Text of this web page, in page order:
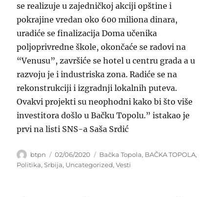
se realizuje u zajedničkoj akciji opštine i
pokrajine vredan oko 600 miliona dinara,
uradiće se finalizacija Doma učenika
poljoprivredne škole, okončaće se radovi na
“Venusu”, završiće se hotel u centru grada a u
razvoju je i industriska zona. Radiće se na
rekonstrukciji i izgradnji lokalnih puteva.
Ovakvi projekti su neophodni kako bi što više
investitora došlo u Bačku Topolu.” istakao je
prvi na listi SNS-a Saša Srdić
Author
btpn
Posted
on
02/06/2020 Categories
Bačka Topola, BAČKA TOPOLA,
Politika,Srbija, Uncategorized,Vesti